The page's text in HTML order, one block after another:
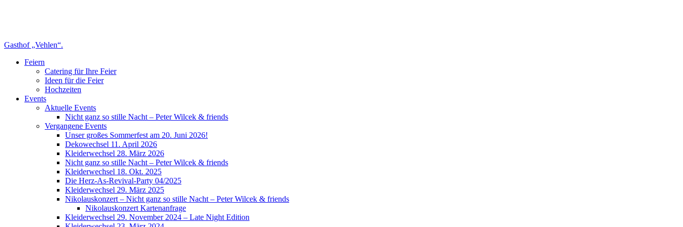
Gasthof „Vehlen“.
Feiern
Catering für Ihre Feier
Ideen für die Feier
Hochzeiten
Events
Aktuelle Events
Nicht ganz so stille Nacht – Peter Wilcek & friends
Vergangene Events
Unser großes Sommerfest am 20. Juni 2026!
Dekowechsel 11. April 2026
Kleiderwechsel 28. März 2026
Nicht ganz so stille Nacht – Peter Wilcek & friends
Kleiderwechsel 18. Okt. 2025
Die Herz-As-Revival-Party 04/2025
Kleiderwechsel 29. März 2025
Nikolauskonzert – Nicht ganz so stille Nacht – Peter Wilcek & friends
Nikolauskonzert Kartenanfrage
Kleiderwechsel 29. November 2024 – Late Night Edition